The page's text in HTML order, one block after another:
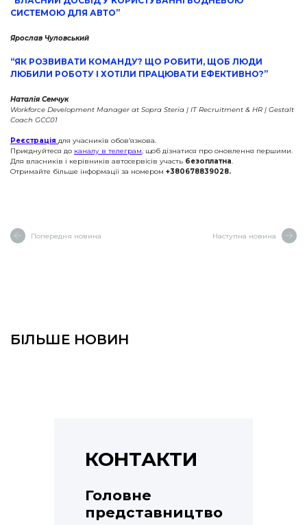
СИСТЕМОЮ ДЛЯ АВТО”
Ярослав Чуловський
“ЯК РОЗВИВАТИ КОМАНДУ? ЩО РОБИТИ, ЩОБ ЛЮДИ
ЛЮБИЛИ РОБОТУ І ХОТІЛИ ПРАЦЮВАТИ ЕФЕКТИВНО?”
Наталія Семчук
Workforce Development Manager at Sopra Steria | IT Recruitment & HR | Gestalt
Coach GCC01
Реєстрація для учасників обов’язкова.
Приєднуйтеся до каналу в телеграм, щоб дізнатися про оновлення першими.
Для власників і керівників автосервісів участь безоплатна.
Отримайте більше інформації за номером +380678839028.
Попередня новина Наступна новина
БІЛЬШЕ НОВИН
КОНТАКТИ
Головне
представництво